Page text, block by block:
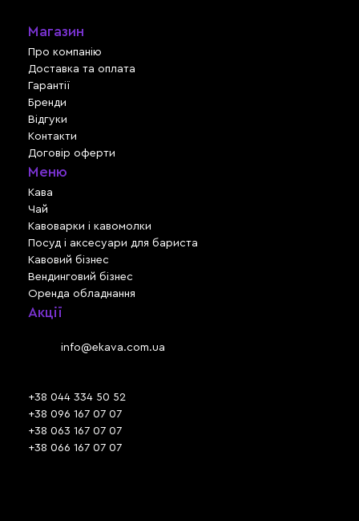
Магазин
Про компанію
Доставка та оплата
Гарантії
Бренди
Відгуки
Контакти
Договір оферти
Меню
Кава
Чай
Кавоварки і кавомолки
Посуд і аксесуари для бариста
Кавовий бізнес
Вендинговий бізнес
Оренда обладнання
Акції
info@ekava.com.ua
+38 044 334 50 52
+38 096 167 07 07
+38 063 167 07 07
+38 066 167 07 07